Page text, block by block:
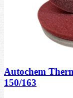
Autochem
150/163